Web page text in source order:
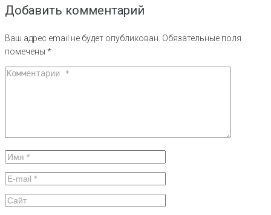
Добавить комментарий
Ваш адрес email не будет опубликован. Обязательные поля
помечены *